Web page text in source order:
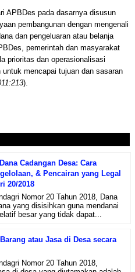
APBDes pada dasarnya disusun
pembangunan dengan mengenali
dan pengeluaran atau belanja
pemerintah dan masyarakat
prioritas dan operasionalisasi
mencapai tujuan dan sasaran
).
Cadangan Desa: Cara
& Pencairan yang Legal
20/2018
Nomor 20 Tahun 2018, Dana
yang disisihkan guna mendanai
besar yang tidak dapat...
atau Jasa di Desa secara
Nomor 20 Tahun 2018,